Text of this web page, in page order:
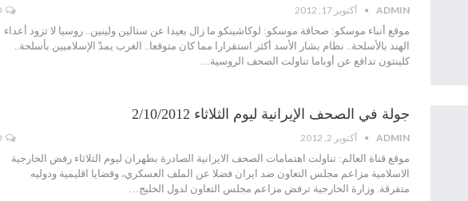
ADMIN أكتوبر 17, 2012
موقع أنباء موسكو: صحافة موسكو: لوكاشينكو ما زال بعيدا عن ستالين ولينين.. روسيا لا تزود أعداء
الهند بالأسلحة.. نظام بشار الأسد أكثر استقرارا مما كان متوقعا.. الغرب يمدّ الإسلاميين بأسلحة..
كلينتون تدافع عن أوباما تناولت الصحف الروسية…
جولة في الصحف الإيرانية ليوم الثلاثاء 2/10/2012
ADMIN أكتوبر 2, 2012
موقع قناة العالم: تناولت اهتمامات الصحف الايرانية الصادرة بطهران ليوم الثلاثاء رفض الخارجية
الاسلامية مزاعم مجلس التعاون ضد ايران فضلا عن الملف العسكري، وقضايا اقليمية ودوليه
متفرقة. وزارة الخارجية ترفض مزاعم مجلس التعاون لدول الخليج…